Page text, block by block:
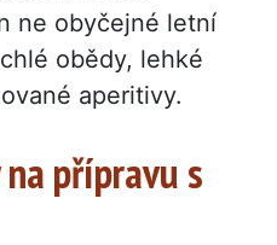
ne obyčejné letní
obědy, lehké
aperitivy.
přípravu s